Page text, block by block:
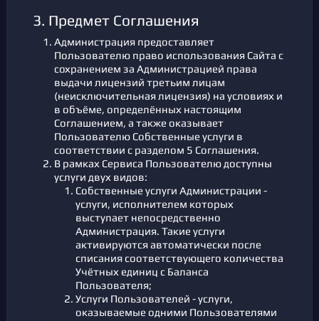
3. Предмет Соглашения
Администрация предоставляет
Пользователю право использования Сайта с
сохранением за Администрацией права
выдачи лицензий третьим лицам
(неисключительная лицензия) на условиях и
в объёме, определённых настоящим
Соглашением, а также оказывает
Пользователю Собственные услуги в
соответствии с разделом 5 Соглашения.
В рамках Сервиса Пользователю доступны
услуги двух видов:
Собственные услуги Администрации -
услуги, исполнителем которых
выступает непосредственно
Администрация. Такие услуги
активируются автоматически после
списания соответствующего количества
Учётных единиц с Баланса
Пользователя;
Услуги Пользователей - услуги,
оказываемые одними Пользователями